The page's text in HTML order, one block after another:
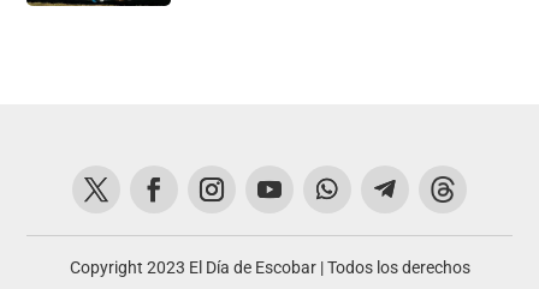
Copyright 2023 El Día de Escobar | Todos los derechos